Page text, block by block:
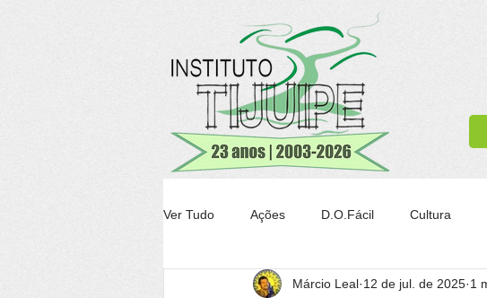
Ver Tudo Ações D.O.Fácil Cultura
Agricultura Transparência Tijuípe
Márcio Leal 12 de jul. de 2025 1